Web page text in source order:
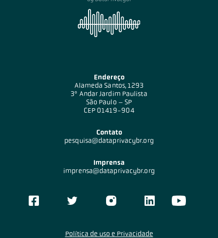
Endereço
Alameda Santos, 1293
3º Andar Jardim Paulista
São Paulo – SP
CEP 01419-904
Contato
pesquisa@dataprivacybr.org
Imprensa
imprensa@dataprivacybr.org
Política de uso e Privacidade